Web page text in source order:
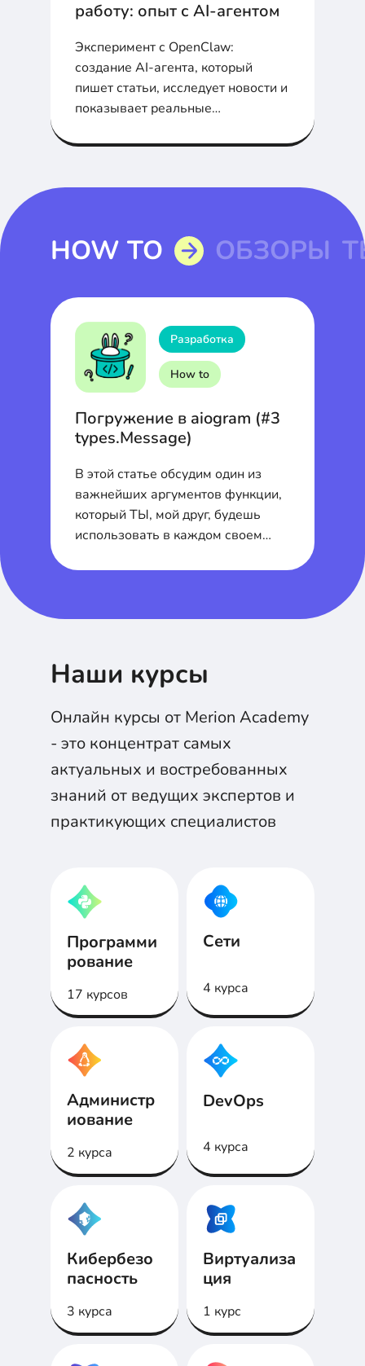
работу: опыт с AI-агентом
Эксперимент с OpenClaw:
создание AI-агента, который
пишет статьи, исследует новости и
показывает реальные
агентного ИИ.
HOW TO ОБЗОРЫ
Разработка
How to
Погружение в aiogram (#3
types.Message)
В этой статье обсудим один из
важнейших аргументов функции,
который ТЫ, мой друг, будешь
использовать в каждом своем
Наши курсы
Онлайн курсы от Merion Academy
- это концентрат самых
актуальных и востребованных
знаний от ведущих экспертов и
практикующих специалистов
Программи
рование
17 курсов
Сети
4 курса
Администр
иование
2 курса
DevOps
4 курса
Кибербезо
пасность
3 курса
Виртуализа
ция
1 курс